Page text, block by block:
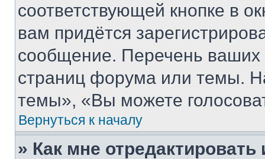
соответствующей кнопке в
вам придётся
сообщение. Перечень ваших
страниц форума или темы.
темы», «Вы можете
Вернуться к началу
» Как мне